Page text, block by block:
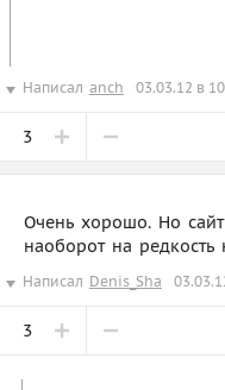
Написал anch 03.03.12 в
3
Очень хорошо. Но
наоборот на редкость
Написал Denis_Sha
3